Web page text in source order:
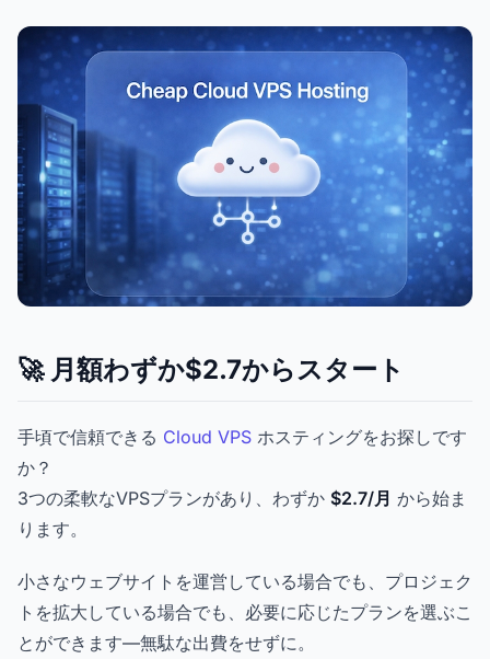
🚀 月額わずか$2.7からスタート
手頃で信頼できる Cloud VPS ホスティングをお探しです
か？
3つの柔軟なVPSプランがあり、わずか $2.7/月 から始ま
ります。
小さなウェブサイトを運営している場合でも、プロジェク
トを拡大している場合でも、必要に応じたプランを選ぶこ
とができます—無駄な出費をせずに。